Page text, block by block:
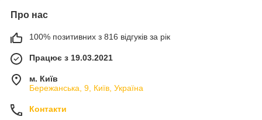
Про нас
100% позитивних з 816 відгуків за рік
Працює з 19.03.2021
м. Київ
Бережанська, 9, Київ, Україна
Контакти